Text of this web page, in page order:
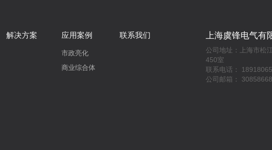
解决方案 应用案例
市政亮化
商业综合体
联系我们 上海虞锋电气有
公司地址：上海市松
450室
联系电话：
公司邮箱：